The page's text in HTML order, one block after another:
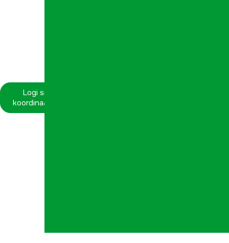
Logi sisse
koordinaatorina